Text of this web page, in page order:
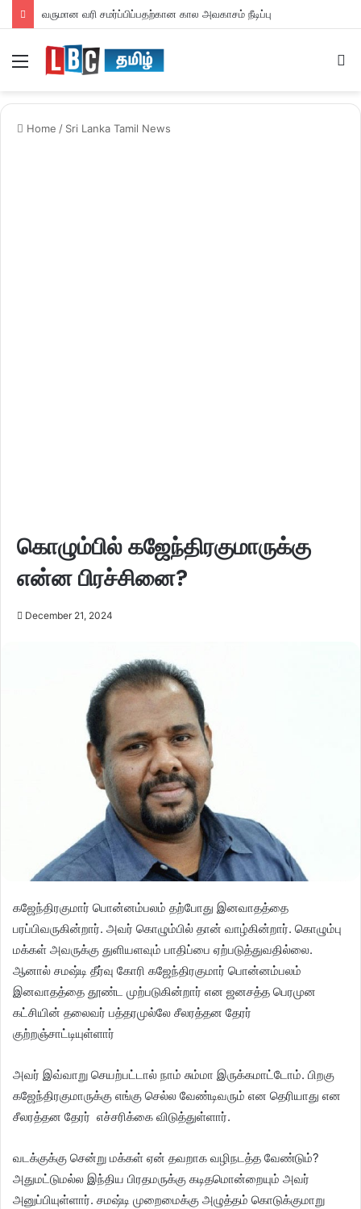
வருமான வரி சமர்ப்பிப்பதற்கான கால அவகாசம் நீடிப்பு
Home / Sri Lanka Tamil News
கொழும்பில் கஜேந்திரகுமாருக்கு
என்ன பிரச்சினை?
December 21, 2024
கஜேந்திரகுமார் பொன்னம்பலம் தற்போது இனவாதத்தை
பரப்பிவருகின்றார். அவர் கொழும்பில் தான் வாழ்கின்றார். கொழும்பு
மக்கள் அவருக்கு துளியளவும் பாதிப்பை ஏற்படுத்துவதில்லை.
ஆனால் சமஷ்டி தீர்வு கோரி கஜேந்திரகுமார் பொன்னம்பலம்
இனவாதத்தை தூண்ட முற்படுகின்றார் என ஜனசத்த பெரமுன
கட்சியின் தலைவர் பத்தரமுல்லே சீலரத்தன தேரர்
குற்றஞ்சாட்டியுள்ளார்
அவர் இவ்வாறு செயற்பட்டால் நாம் சும்மா இருக்கமாட்டோம். பிறகு
கஜேந்திரகுமாருக்கு எங்கு செல்ல வேண்டிவரும் என தெரியாது என
சீலரத்தன தேரர் எச்சரிக்கை விடுத்துள்ளார்.
வடக்குக்கு சென்று மக்கள் ஏன் தவறாக வழிநடத்த வேண்டும்?
அதுமட்டுமல்ல இந்திய பிரதமருக்கு கடிதமொன்றையும் அவர்
அனுப்பியுள்ளார். சமஷ்டி முறைமைக்கு அழுத்தம் கொடுக்குமாறு